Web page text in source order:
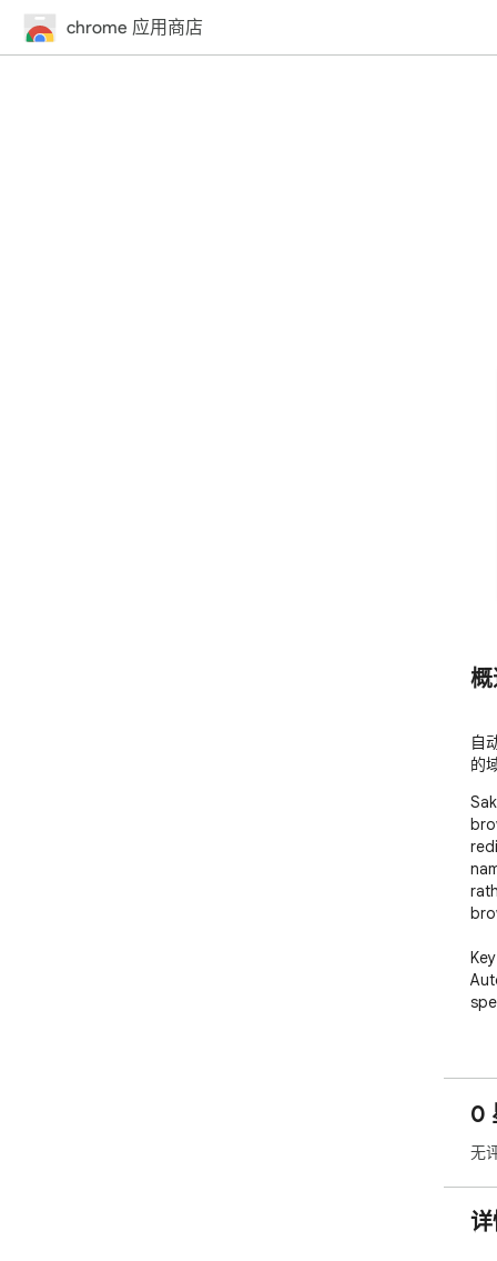
chrome 应用商店
自
的
0
无